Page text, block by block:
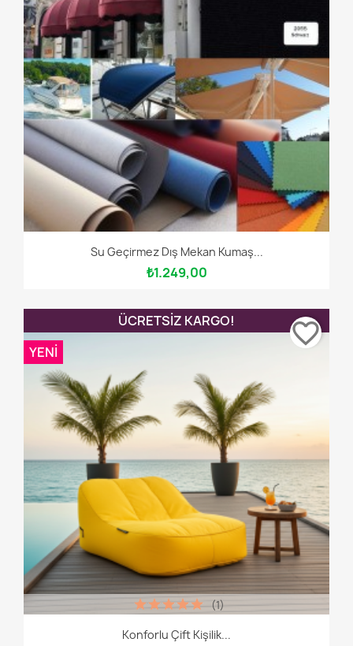
Su Geçirmez Dış Mekan Kumaş...
₺1.249,00
Konforlu Çift Kişilik...
(1)
ÜCRETSIZ KARGO!
YENI
favorite_border